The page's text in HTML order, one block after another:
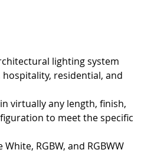
lighting system
residential, and
virtually any length, finish,
to meet the specific
RGBW, and RGBWW